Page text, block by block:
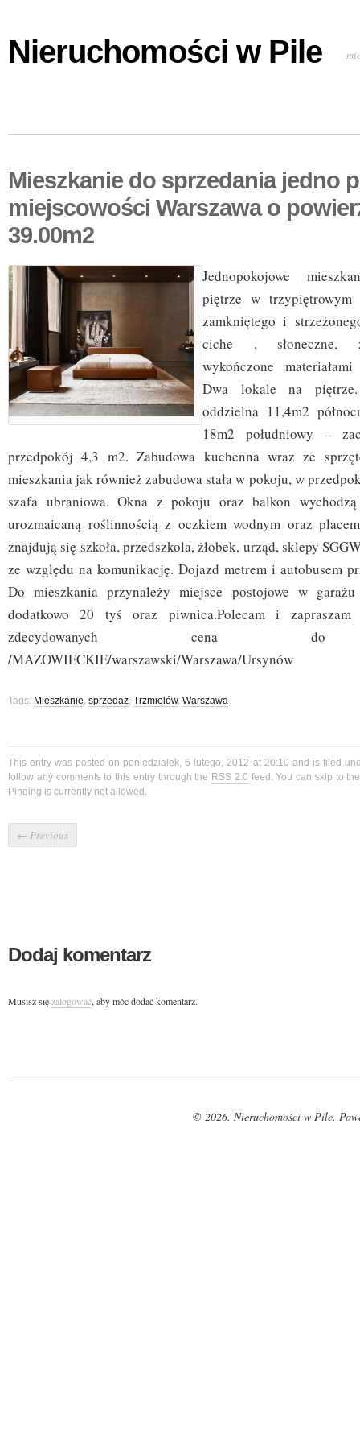
Nieruchomości w Pile
Mieszkanie do sprzedania jedno
miejscowości Warszawa o
39.00m2
Jednopokojowe
piętrze w
zamkniętego i
ciche , słoneczne,
wykończone
Dwa lokale na
oddzielna 11,4m2
18m2 południowy –
przedpokój 4,3 m2. Zabudowa kuchenna wraz ze
mieszkania jak również zabudowa stała w pokoju, w
szafa ubraniowa. Okna z pokoju oraz balkon
urozmaicaną roślinnością z oczkiem wodnym oraz
znajdują się szkoła, przedszkola, żłobek, urząd, sklepy
ze względu na komunikację. Dojazd metrem i autobusem
Do mieszkania przynależy miejsce postojowe w garażu
dodatkowo 20 tyś oraz piwnica.Polecam i
zdecydowanych cena do
/MAZOWIECKIE/warszawski/Warszawa/Ursynów
Tags: Mieszkanie, sprzedaż, Trzmielów, Warszawa
This entry was posted on poniedziałek, 6 lutego, 2012 at 20:10 and is filed
follow any comments to this entry through the RSS 2.0 feed. You can skip to
Pinging is currently not allowed.
← Previous
Dodaj komentarz
Musisz sięzalogować, aby móc dodać komentarz.
© 2026. Nieruchomości w Pile.